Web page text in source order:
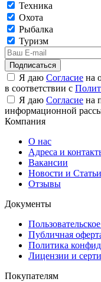
Техника
Охота
Рыбалка
Туризм
Подписаться
Я даю Согласие на
в соответствии с
Я даю Согласие на
информационной
Компания
О нас
Адреса и
Вакансии
Новости и Статьи
Отзывы
Документы
Публичная
Политика
Лицензии и
Покупателям